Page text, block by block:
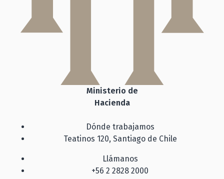
Ministerio de
Hacienda
Dónde trabajamos
Teatinos 120, Santiago de Chile
Llámanos
+56 2 2828 2000